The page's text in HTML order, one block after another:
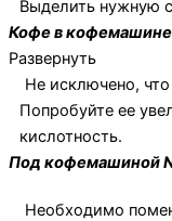
Выделить нужную
Кофе в
Развернуть
Не исключено,
Попробуйте ее
кислотность.
Под кофемашиной
Необходимо